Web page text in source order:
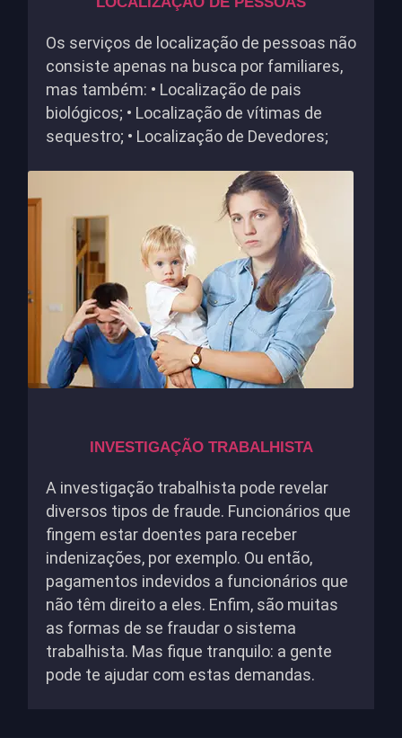
Os serviços de localização de pessoas não
consiste apenas na busca por familiares,
mas também: • Localização de pais
biológicos; • Localização de vítimas de
sequestro; • Localização de Devedores;
INVESTIGAÇÃO TRABALHISTA
A investigação trabalhista pode revelar
diversos tipos de fraude. Funcionários que
fingem estar doentes para receber
indenizações, por exemplo. Ou então,
pagamentos indevidos a funcionários que
não têm direito a eles. Enfim, são muitas
as formas de se fraudar o sistema
trabalhista. Mas fique tranquilo: a gente
pode te ajudar com estas demandas.